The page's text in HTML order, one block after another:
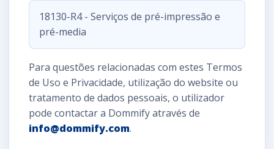
18130-R4 - Serviços de pré-impressão e
pré-media
Para questões relacionadas com estes Termos
de Uso e Privacidade, utilização do website ou
tratamento de dados pessoais, o utilizador
pode contactar a Dommify através de
info@dommify.com.